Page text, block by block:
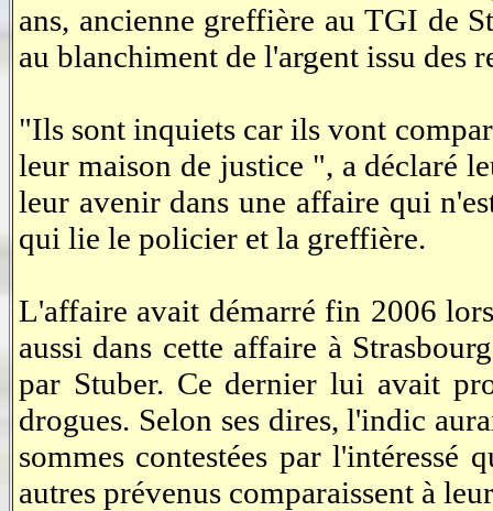
ans, ancienne greffière au TGI de
au blanchiment de l'argent issu des
"Ils sont inquiets car ils vont
leur maison de justice ", a déclaré
leur avenir dans une affaire qui
qui lie le policier et la greffière.
L'affaire avait démarré fin 2006
aussi dans cette affaire à
par Stuber. Ce dernier lui avait
drogues. Selon ses dires, l'indic
sommes contestées par l'intéressé
autres prévenus comparaissent à